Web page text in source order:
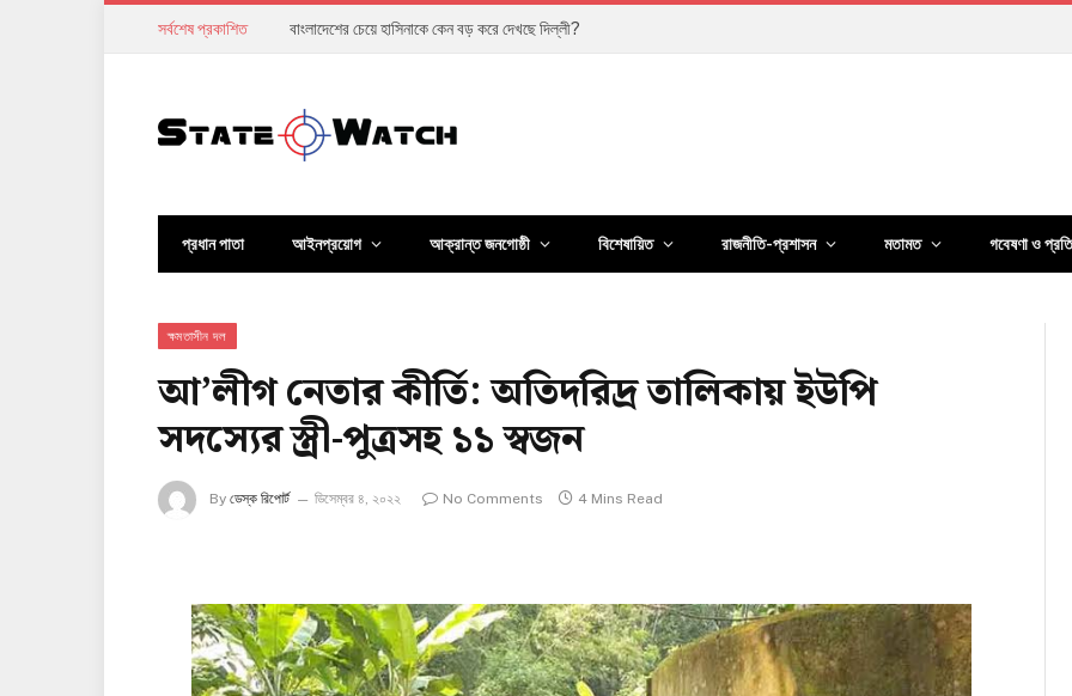
সর্বশেষ প্রকাশিত বাংলাদেশের চেয়ে হাসিনাকে কেন বড় করে দেখছে দিল্লী?
প্রধান পাতা আইনপ্রয়োগ আক্রান্ত জনগোষ্ঠী বিশেষায়িত রাজনীতি-প্রশাসন মতামত গবেষণা ও
ক্ষমতাসীন দল
আ’লীগ নেতার কীর্তি: অতিদরিদ্র তালিকায় ইউপি
সদস্যের স্ত্রী-পুত্রসহ ১১ স্বজন
By ডেস্ক রিপোর্ট ডিসেম্বর ৪, ২০২২ No Comments 4 Mins Read